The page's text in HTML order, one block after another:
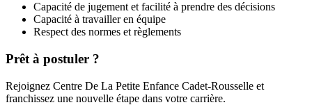
Capacité de jugement et facilité à prendre des décisions
Capacité à travailler en équipe
Respect des normes et règlements
Prêt à postuler ?
Rejoignez Centre De La Petite Enfance Cadet-Rousselle et
franchissez une nouvelle étape dans votre carrière.